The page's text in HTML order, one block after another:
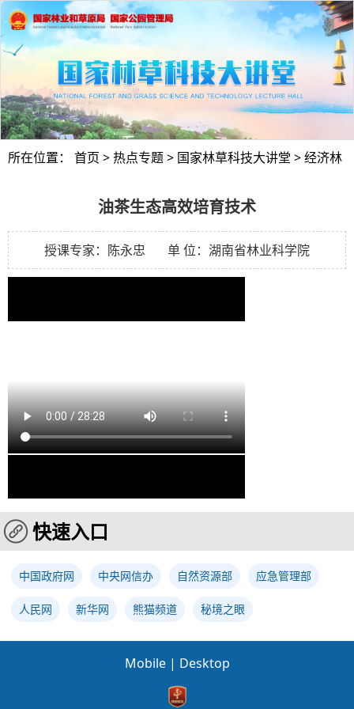
所在位置： 首页 >热点专题> 国家林草科技大讲堂 >经济林
油茶生态高效培育技术
授课专家：陈永忠 单 位：湖南省林业科学院
快速入口
中国政府网 中央网信办 自然资源部 应急管理部
人民网 新华网 熊猫频道 秘境之眼
Mobile | Desktop